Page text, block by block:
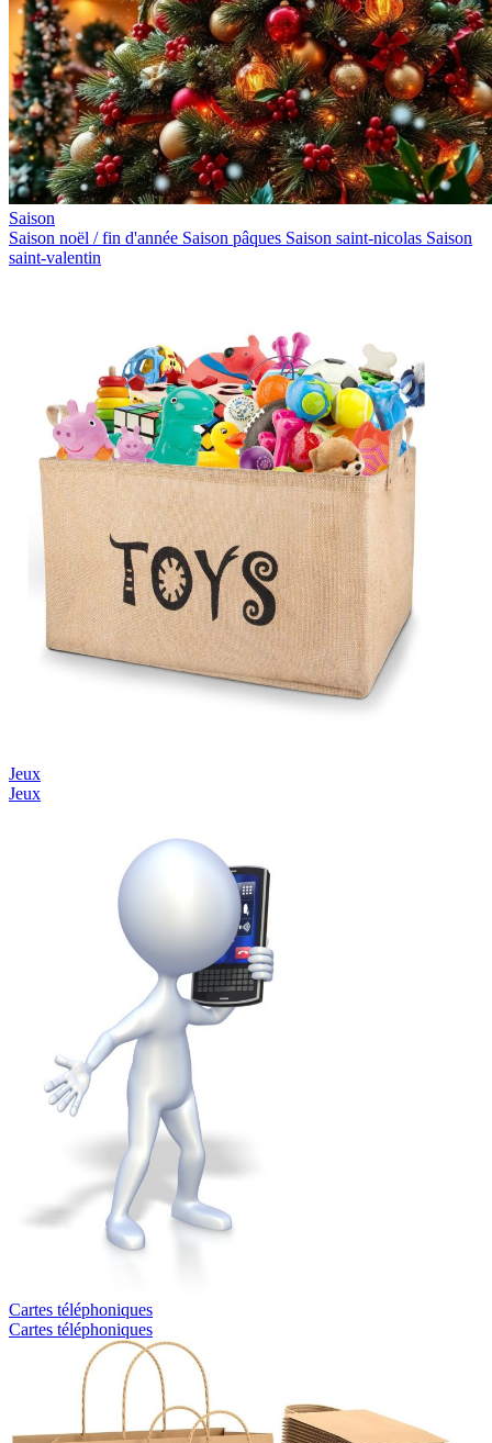
Saison
Saison noël / fin d'année Saison pâques Saison saint-nicolas Saison
saint-valentin
Jeux
Jeux
Cartes téléphoniques
Cartes téléphoniques